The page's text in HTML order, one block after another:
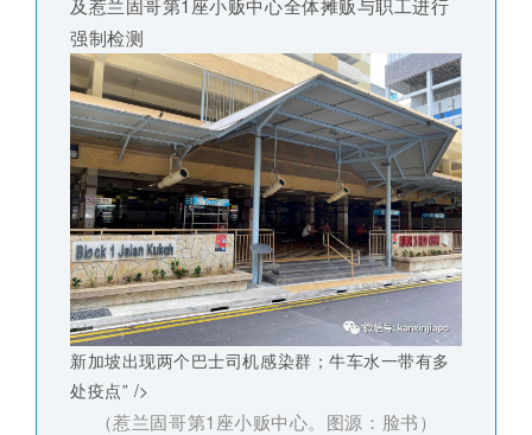
强制检测
新加坡出现两个巴士司机感染群；牛车水一带有多
处疫点” />
（惹兰固哥第1座小贩中心。图源：脸书）